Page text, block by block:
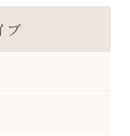
ブ